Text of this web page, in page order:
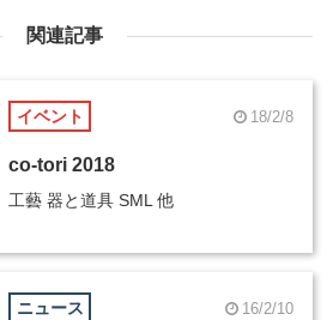
関連記事
イベント 18/2/8
co-tori 2018
工藝 器と道具 SML 他
ニュース 16/2/10